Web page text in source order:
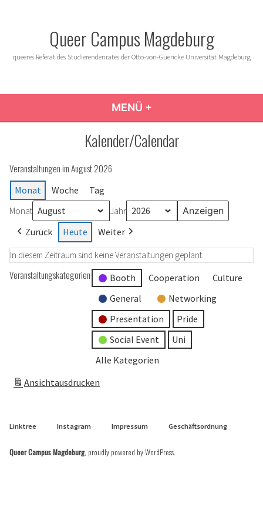
Queer Campus Magdeburg
queeres Referat des Studierendenrates der Otto-von-Guericke Universität Magdeburg
MENÜ +
Kalender/Calendar
Veranstaltungen im August 2026
Monat Woche Tag
Monat Jahr
Zurück Heute Weiter
In diesem Zeitraum sind keine Veranstaltungen geplant.
Veranstaltungskategorien Booth Cooperation
Culture
General
Networking
Presentation
Pride
Social Event
Uni
Alle Kategorien
Ansichtausdrucken
Linktree Instagram Impressum Geschäftsordnung
Queer Campus Magdeburg, proudly powered by WordPress.